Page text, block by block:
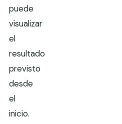
puede
visualizar
el
resultado
previsto
desde
el
inicio.